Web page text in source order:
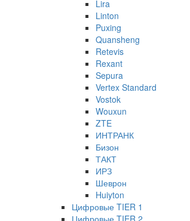
Lira
Linton
Puxing
Quansheng
Retevis
Rexant
Sepura
Vertex Standard
Vostok
Wouxun
ZTE
ИНТРАНК
Бизон
ТАКТ
ИРЗ
Шеврон
Huiyton
Цифровые TIER 1
Цифровые TIER 2